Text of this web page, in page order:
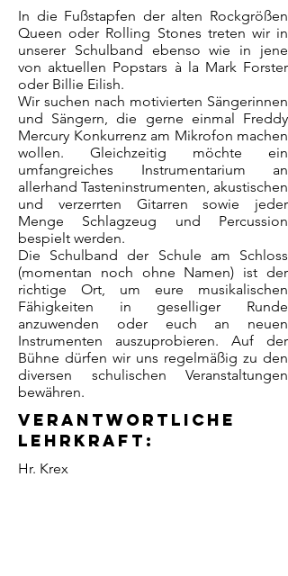
In die Fußstapfen der alten Rockgrößen
Queen oder Rolling Stones treten wir in
unserer Schulband ebenso wie in jene
von aktuellen Popstars à la Mark Forster
oder Billie Eilish.
Wir suchen nach motivierten Sängerinnen
und Sängern, die gerne einmal Freddy
Mercury Konkurrenz am Mikrofon machen
wollen. Gleichzeitig möchte ein
umfangreiches Instrumentarium an
allerhand Tasteninstrumenten, akustischen
und verzerrten Gitarren sowie jeder
Menge Schlagzeug und Percussion
bespielt werden.
Die Schulband der Schule am Schloss
(momentan noch ohne Namen) ist der
richtige Ort, um eure musikalischen
Fähigkeiten in geselliger Runde
anzuwenden oder euch an neuen
Instrumenten auszuprobieren. Auf der
Bühne dürfen wir uns regelmäßig zu den
diversen schulischen Veranstaltungen
bewähren.
Verantwortliche
Lehrkraft:
Hr. Krex